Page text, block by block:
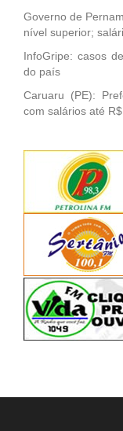
Governo de
nível superior;
InfoGripe: casos
do país
Caruaru (PE):
com salários até